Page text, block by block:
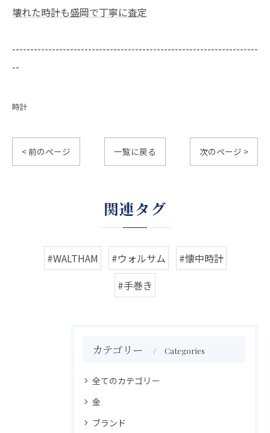
壊れた時計も盛岡で丁寧に査定
--------------------------------------------------------------------
--
時計
< 前のページ 一覧に戻る 次のページ >
関連タグ
#WALTHAM #ウォルサム
#懐中時計
#手巻き
カテゴリー Categories
全てのカテゴリー
金
ブランド